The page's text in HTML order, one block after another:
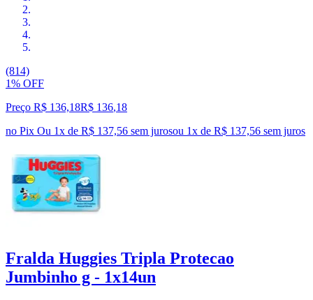
(814)
1% OFF
Preço R$ 136,18R$ 136,18
no Pix Ou 1x de R$ 137,56 sem jurosou 1x de R$ 137,56 sem juros
Fralda Huggies Tripla Protecao
Jumbinho g - 1x14un